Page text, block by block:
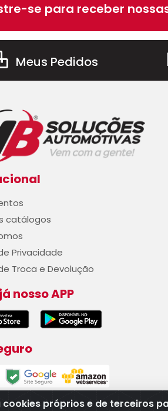
cookies próprios e de terceiros
se para receber
Meus Pedidos
catálogos
Privacidade
Troca e Devolução
nosso APP